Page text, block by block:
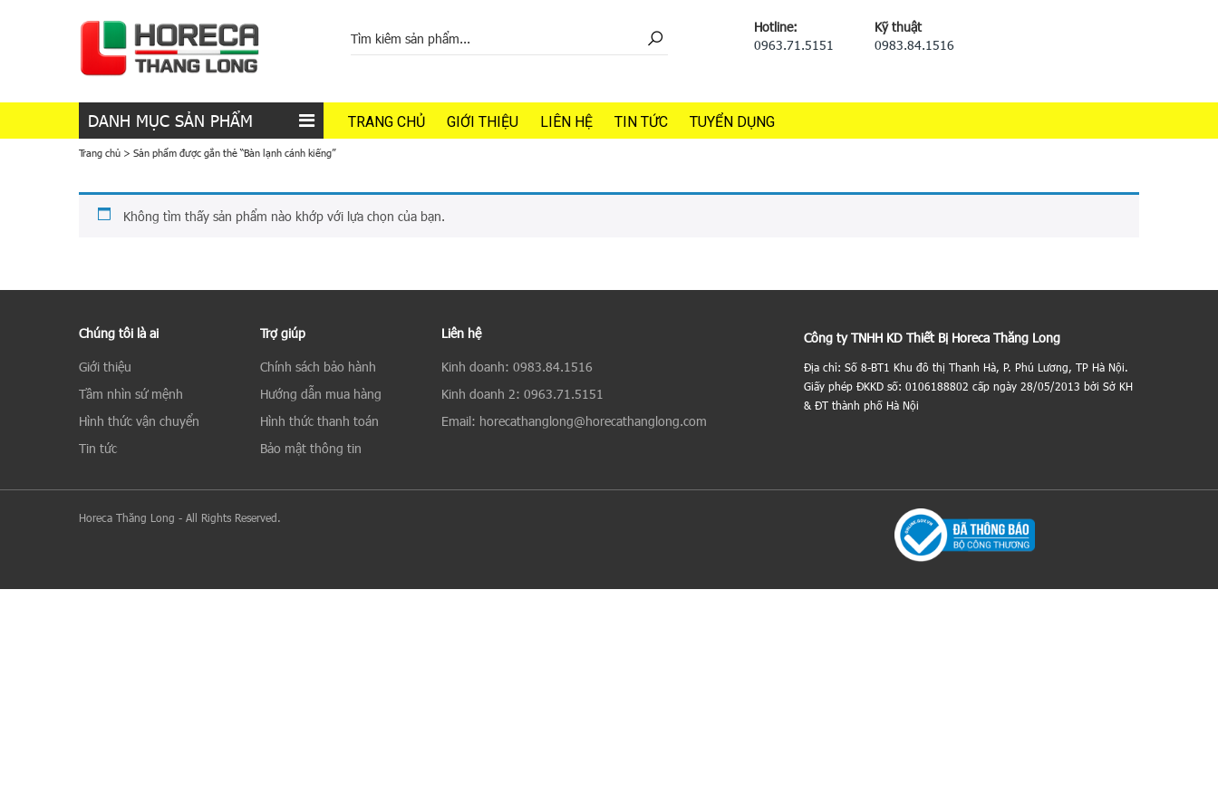
Hotline:
0963.71.5151
Kỹ thuật
0983.84.1516
DANH MỤC SẢN PHẨM TRANG CHỦ GIỚI THIỆU LIÊN HỆ TIN TỨC TUYỂN DỤNG
Trang chủ > Sản phẩm được gắn thẻ “Bàn lạnh cánh kiếng”
Không tìm thấy sản phẩm nào khớp với lựa chọn của bạn.
Chúng tôi là ai
Giới thiệu
Tầm nhìn sứ mệnh
Hình thức vận chuyển
Tin tức
Trợ giúp
Chính sách bảo hành
Hướng dẫn mua hàng
Hình thức thanh toán
Bảo mật thông tin
Liên hệ
Kinh doanh: 0983.84.1516
Kinh doanh 2: 0963.71.5151
Email: horecathanglong@horecathanglong.com
Công ty TNHH KD Thiết Bị Horeca Thăng Long
Địa chỉ: Số 8-BT1 Khu đô thị Thanh Hà, P. Phú Lương, TP Hà Nội.
Giấy phép ĐKKD số: 0106188802 cấp ngày 28/05/2013 bởi Sở KH
& ĐT thành phố Hà Nội
Horeca Thăng Long - All Rights Reserved.